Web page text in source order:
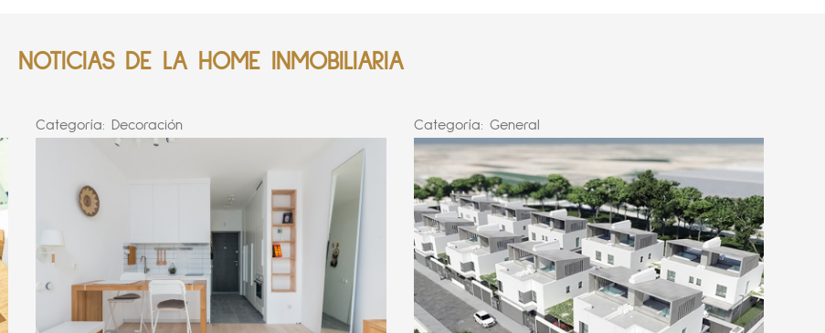
NOTICIAS DE LA HOME INMOBILIARIA
Categoría: Decoración Categoría: General